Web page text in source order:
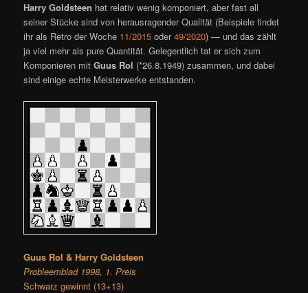
Harry Goldsteen hat relativ wenig komponiert, aber fast all
seiner Stücke sind von herausragender Qualität (Beispiele findet
ihr als Retro der Woche 11/2015 oder49/2020) — und das zählt
ja viel mehr als pure Quantität. Gelegentlich tat er sich zum
Komponieren mitGuus Rol (*26.8.1949) zusammen, und dabei
sind einige echte Meisterwerke entstanden.
Guus Rol & Harry Goldsteen
Probleemblad 1998, 1. Preis
Schwarz gewinnt (13+13)